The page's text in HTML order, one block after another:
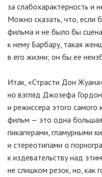
за слабохарактерность и
Можно сказать, что,
фильма и не было бы
к нему Барбару, такая
в его жизни; он бы ее
Итак, «Страсти Дон
но взгляд Джозефа
и режиссера этого
фильм — это одна
пикаперами, гламурными
и стереотипами о
к издевательству над
не слишком резок, но, как